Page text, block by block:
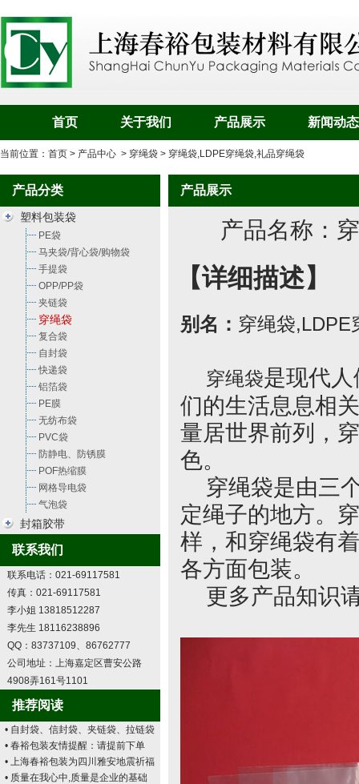
首页 关于我们 产品展示 新闻动态
当前位置： 首页 > 产品中心 > 穿绳袋 > 穿绳袋,LDPE穿绳袋,礼品穿绳袋
产品分类
塑料包装袋
PE袋
马夹袋/背心袋/购物袋
手提袋
OPP/PP袋
夹链袋
穿绳袋
复合袋
自封袋
快递袋
铝箔袋
PE膜
无纺布袋
PVC袋
防静电、防锈膜
POF热缩膜
网格导电袋
气泡袋
封箱胶带
联系我们
联系电话：021-69117581
传真：021-69117581
李小姐 13818512287
李先生 18116238896
QQ：83737109、86762777
公司地址：上海嘉定区曹安公路
4908弄161号1101
推荐阅读
• 自封袋、信封袋、夹链袋、拉链袋
• 春裕包装友情提醒：请提前下单
• 上海春裕包装为四川雅安地震祈福
• 质量在我心中,质量是企业的基础
产品展示
产品名称：
【详细描述】
别名： 穿绳袋,LDPE
穿绳袋是现代
们的生活息息相
量居世界前列，
色。
穿绳袋是由三
定绳子的地方。
样，和穿绳袋有
各方面包装。
更多产品知识